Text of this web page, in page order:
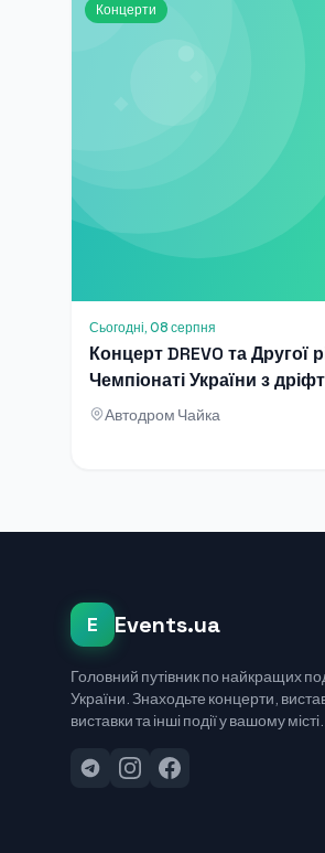
Концерти
Сьогодні, 08 серпня
Концерт DREVO та Другої
Чемпіонаті України з
2026
Автодром Чайка
E Events.ua
Головний путівник по найкращих
України. Знаходьте концерти,
виставки та інші події у вашому місті.